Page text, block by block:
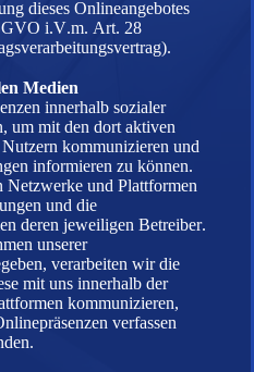
dieses Onlineangebotes
i.V.m. Art. 28
Medien
innerhalb sozialer
um mit den dort aktiven
kommunizieren und
informieren zu können.
und Plattformen
und die
deren jeweiligen Betreiber.
unserer
verarbeiten wir die
mit uns innerhalb der
kommunizieren,
verfassen